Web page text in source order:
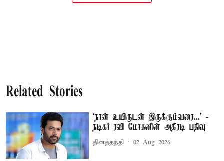
Related Stories
‘நான் உயிருடன் இருக்கும்வரை...’ -
நடிகர் ரவி மோகனின் அதிரடி பதிவு
தினத்தந்தி 02 Aug 2026